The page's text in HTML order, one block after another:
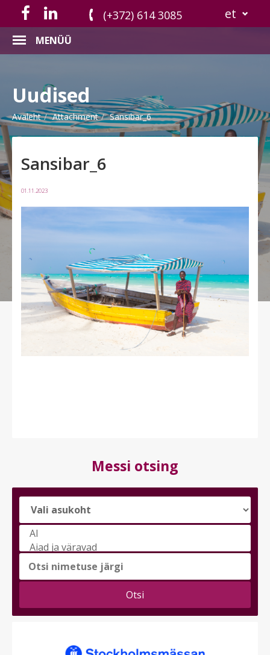
(+372) 614 3085 et
MENÜÜ
Uudised
Avaleht Attachment Sansibar_6
Sansibar_6
01.11.2023
Messi otsing
Vali
messi
teema
valida